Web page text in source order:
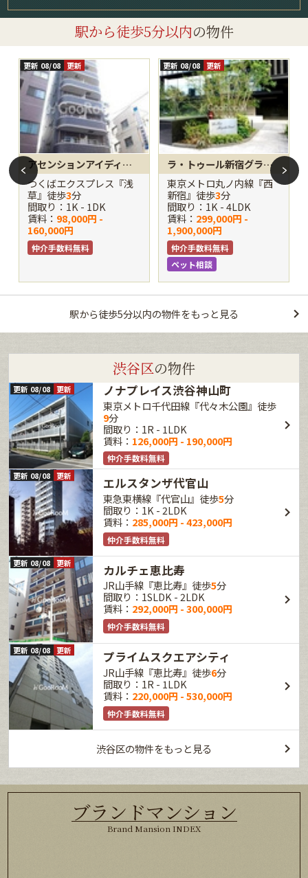
駅から徒歩5分以内の物件
更新 08/08 更新
アセンションアイディ浅草
つくばエクスプレス『浅
草』徒歩3分
間取り：1K - 1DK
賃料： 98,000円 -
160,000円
仲介手数料無料
更新 08/08 更新
ラ・トゥール新宿グランド
東京メトロ丸ノ内線『西
新宿』徒歩3分
間取り：1K - 4LDK
賃料： 299,000円 -
1,900,000円
仲介手数料無料
ペット相談
駅から徒歩5分以内の物件をもっと見る
渋谷区の物件
更新 08/08 更新 ノナプレイス渋谷神山町
東京メトロ千代田線『代々木公園』徒歩
9分
間取り：1R - 1LDK
賃料： 126,000円 - 190,000円
仲介手数料無料
更新 08/08 更新 エルスタンザ代官山
東急東横線『代官山』徒歩5分
間取り：1K - 2LDK
賃料： 285,000円 - 423,000円
仲介手数料無料
更新 08/08 更新 カルチェ恵比寿
JR山手線『恵比寿』徒歩5分
間取り：1SLDK - 2LDK
賃料： 292,000円 - 300,000円
仲介手数料無料
更新 08/08 更新 プライムスクエアシティ
JR山手線『恵比寿』徒歩6分
間取り：1R - 1LDK
賃料： 220,000円 - 530,000円
仲介手数料無料
渋谷区の物件をもっと見る
ブランドマンション
Brand Mansion INDEX